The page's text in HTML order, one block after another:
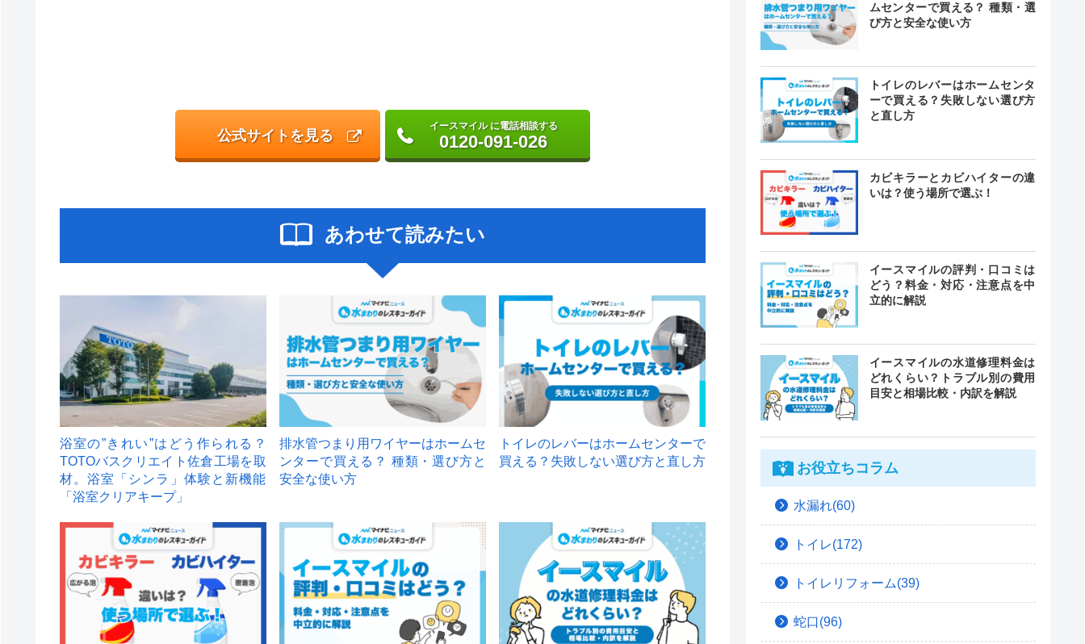
公式サイトを見る
イースマイル に電話相談する
0120-091-026
あわせて読みたい
浴室の”きれい”はどう作られる？
TOTOバスクリエイト佐倉工場を取
材。浴室「シンラ」体験と新機能
「浴室クリアキープ」
排水管つまり用ワイヤーはホームセ
ンターで買える？ 種類・選び方と
安全な使い方
トイレのレバーはホームセンターで
買える？失敗しない選び方と直し方
ムセンターで買える？ 種類・選
び方と安全な使い方
トイレのレバーはホームセンタ
ーで買える？失敗しない選び方
と直し方
カビキラーとカビハイターの違
いは？使う場所で選ぶ！
イースマイルの評判・口コミは
どう？料金・対応・注意点を中
立的に解説
イースマイルの水道修理料金は
どれくらい？トラブル別の費用
目安と相場比較・内訳を解説
お役立ちコラム
水漏れ(60)
トイレ(172)
トイレリフォーム(39)
蛇口(96)